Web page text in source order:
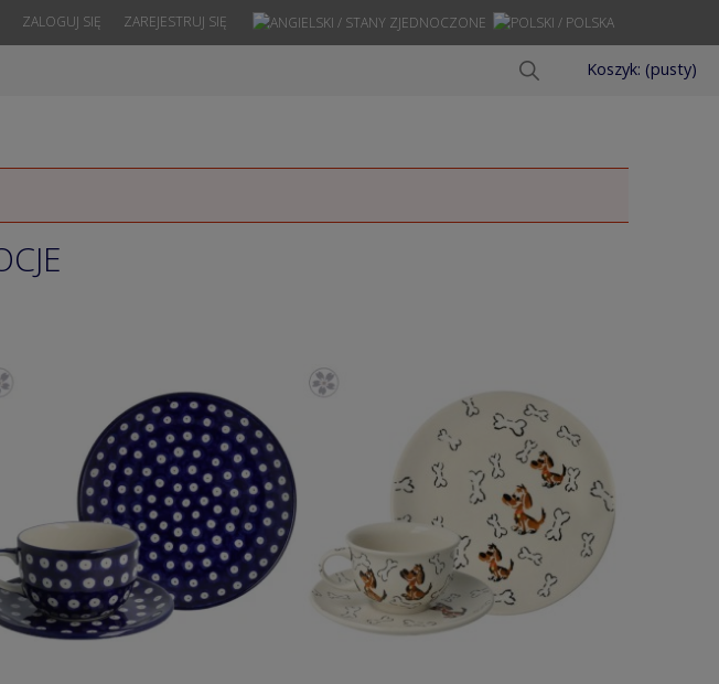
ZAREJESTRUJ SIĘ
ZALOGUJ SIĘ
Koszyk: (pusty)